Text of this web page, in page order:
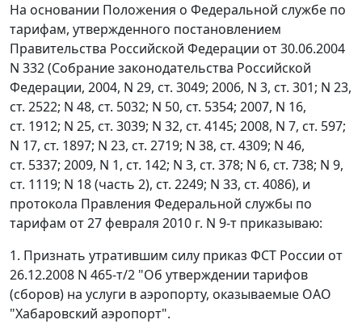
На основании Положения о Федеральной службе по
тарифам, утвержденного постановлением
Правительства Российской Федерации от 30.06.2004
N 332 (Собрание законодательства Российской
Федерации, 2004, N 29, ст. 3049; 2006, N 3, ст. 301; N 23,
ст. 2522; N 48, ст. 5032; N 50, ст. 5354; 2007, N 16,
ст. 1912; N 25, ст. 3039; N 32, ст. 4145; 2008, N 7, ст. 597;
N 17, ст. 1897; N 23, ст. 2719; N 38, ст. 4309; N 46,
ст. 5337; 2009, N 1, ст. 142; N 3, ст. 378; N 6, ст. 738; N 9,
ст. 1119; N 18 (часть 2), ст. 2249; N 33, ст. 4086), и
протокола Правления Федеральной службы по
тарифам от 27 февраля 2010 г. N 9-т приказываю:
1. Признать утратившим силу приказ ФСТ России от
26.12.2008 N 465-т/2 "Об утверждении тарифов
(сборов) на услуги в аэропорту, оказываемые ОАО
"Хабаровский аэропорт".